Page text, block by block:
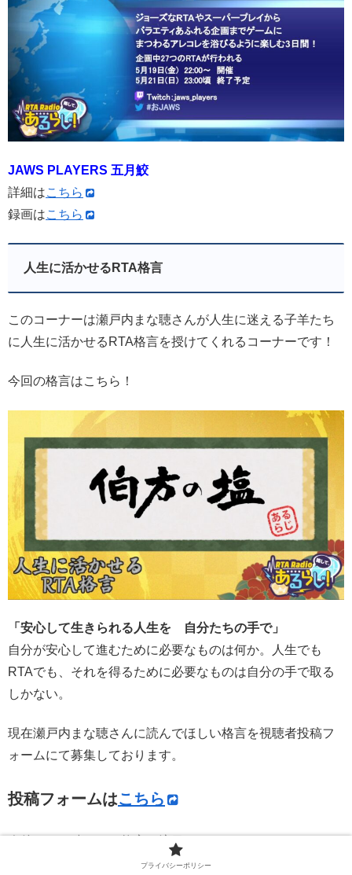
JAWS PLAYERS 五月鮫
詳細はこちら
録画はこちら
人生に活かせるRTA格言
このコーナーは瀬戸内まな聴さんが人生に迷える子羊たち
に人生に活かせるRTA格言を授けてくれるコーナーです！
今回の格言はこちら！
「安心して生きられる人生を 自分たちの手で」
自分が安心して進むために必要なものは何か。人生でも
RTAでも、それを得るために必要なものは自分の手で取る
しかない。
現在瀬戸内まな聴さんに読んでほしい格言を視聴者投稿フ
ォームにて募集しております。
投稿フォームはこちら
今後もまな聴さんの格言に注目です！
プライバシーポリシー